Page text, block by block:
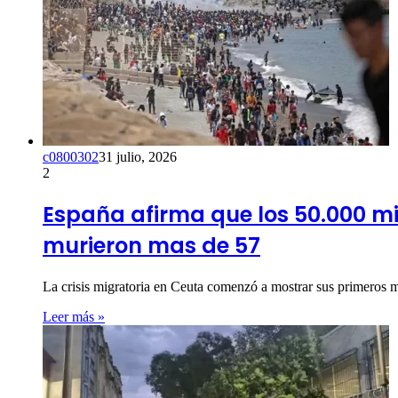
c080030231 julio, 2026
2
España afirma que los 50.000
murieron mas de 57
La crisis migratoria en Ceuta comenzó a mostrar sus
Leer más »